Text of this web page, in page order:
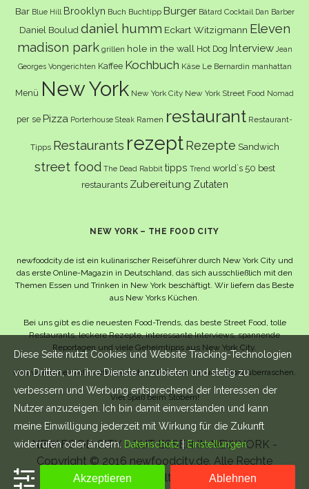
Bar Blue Hill Brooklyn Buch Buchtipp Burger Bâtard Cocktail Dan Barber
Daniel Boulud daniel humm Eckart Witzigmann Eleven
madison park grillen hole in the wall Hot Dog Interview Jean
Georges Vongerichten Kaffee Kochbuch Käse Le Bernardin manhattan
Menü New York New York City New York Street Food Nomad
per se Pizza Porterhouse Steak Ramen restaurant Restaurant-
Tipps Restaurants rezept Rezepte Sandwich
street food The Dead Rabbit tipps Trend world´s 50 best
restaurants Zubereitung Zutaten
NEW YORK – THE FOOD CITY
newfoodcity.de ist ein kulinarischer Reiseführer durch New York City und
das erste Online-Magazin in Deutschland, das sich ausschließlich mit den
Themen Essen und Trinken in New York beschäftigt. Wir liefern das Beste
aus New Yorks Küchen.
Bei uns gibt es die neuesten Food-Trends, das beste Street Food, tolle
Restaurants, leckere Rezepte, interessante Interviews, spannende
Reportagen und viele Geheimtipps aus New York City.
Und wahrscheinlich noch viel mehr – da lassen wir uns selbst überraschen.
Viel Spaß beim Stöbern!
NEW FOOD CITY - GUT ESSEN IN NEW YORK -
Copyright © 2016 newfoodcity.de. Alle Rechte
vorbehalten.
Diese Seite nutzt Cookies und Website Tracking-Technologien
von Dritten, um ihre Dienste anzubieten und stetig zu
verbessern und Werbung entsprechend der Interessen der
Nutzer anzuzeigen. Ich bin damit einverstanden und kann
meine Einwilligung jederzeit mit Wirkung für die Zukunft
widerrufen oder ändern. Datenschutz| Einstellungen
Akzeptieren Ablehnen